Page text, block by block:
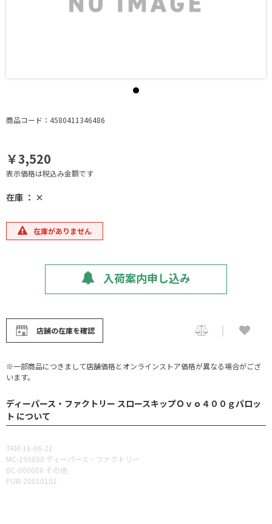
商品コード：4580411346486
￥3,520
表示価格は税込み金額です
在庫 ： ×
在庫がありません
入荷案内申し込み
店舗の在庫を確認
※一部商品につきまして店舗価格とオンラインストア価格が異なる場合がござ
います。
ディーパース・ファクトリー スロースキップＯｖｏ４００ｇパロッ
ト について
TKM-16-06-21
MC-190050 ディーパース・ファクトリー
BC-000000 その他
PUB-20010101